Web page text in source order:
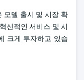
모델 출시 및 시장 확
신적인 서비스 및 시
크게 투자하고 있습